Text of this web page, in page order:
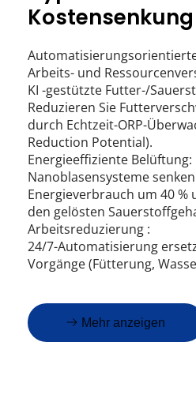
Kostensenkung
Arbeits- und
KI -gestützte Futter-/
Reduzieren Sie
durch Echtzeit-ORP-
Reduction Potential).
Energieeffiziente Belüftung:
Nanoblasensysteme
Energieverbrauch um 40
den gelösten
Arbeitsreduzierung :
24/7-Automatisierung
Vorgänge (Fütterung,
Mehr anzeigen